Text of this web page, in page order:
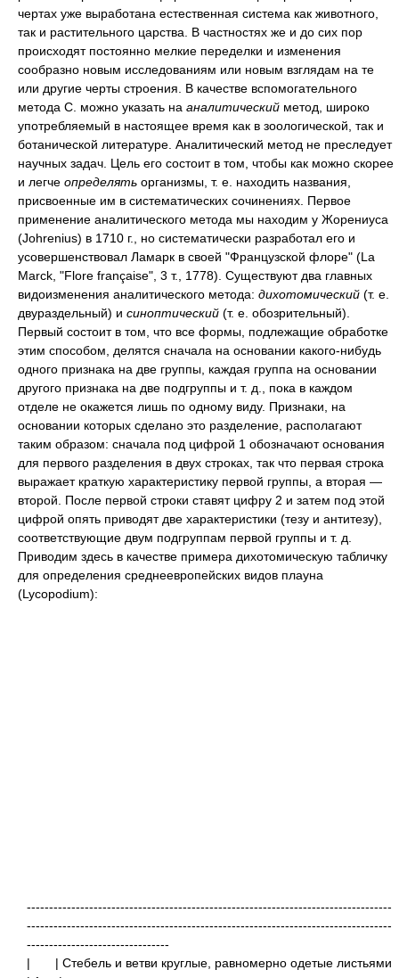
чертах уже выработана естественная система как животного,
так и растительного царства. В частностях же и до сих пор
происходят постоянно мелкие переделки и изменения
сообразно новым исследованиям или новым взглядам на те
или другие черты строения. В качестве вспомогательного
метода С. можно указать на аналитический метод, широко
употребляемый в настоящее время как в зоологической, так и
ботанической литературе. Аналитический метод не преследует
научных задач. Цель его состоит в том, чтобы как можно скорее
и легче определять организмы, т. е. находить названия,
присвоенные им в систематических сочинениях. Первое
применение аналитического метода мы находим у Жорениуса
(Johrenius) в 1710 г., но систематически разработал его и
усовершенствовал Ламарк в своей "Французской флоре" (La
Marck, "Flore française", 3 т., 1778). Существуют два главных
видоизменения аналитического метода: дихотомический (т. е.
двураздельный) и синоптический (т. е. обозрительный).
Первый состоит в том, что все формы, подлежащие обработке
этим способом, делятся сначала на основании какого-нибудь
одного признака на две группы, каждая группа на основании
другого признака на две подгруппы и т. д., пока в каждом
отделе не окажется лишь по одному виду. Признаки, на
основании которых сделано это разделение, располагают
таким образом: сначала под цифрой 1 обозначают основания
для первого разделения в двух строках, так что первая строка
выражает краткую характеристику первой группы, а вторая —
второй. После первой строки ставят цифру 2 и затем под этой
цифрой опять приводят две характеристики (тезу и антитезу),
соответствующие двум подгруппам первой группы и т. д.
Приводим здесь в качестве примера дихотомическую табличку
для определения среднеевропейских видов плауна
(Lycopodium):
----------------------------------------------------------------------------------
----------------------------------------------------------------------------------
--------------------------------
|
| Стебель и ветви круглые,